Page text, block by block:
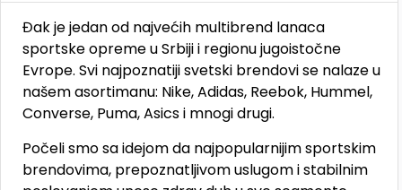
Đak je jedan od najvećih multibrend lanaca
sportske opreme u Srbiji i regionu jugoistočne
Evrope. Svi najpoznatiji svetski brendovi se nalaze u
našem asortimanu: Nike, Adidas, Reebok, Hummel,
Converse, Puma, Asics i mnogi drugi.
Počeli smo sa idejom da najpopularnijim sportskim
brendovima, prepoznatljivom uslugom i stabilnim